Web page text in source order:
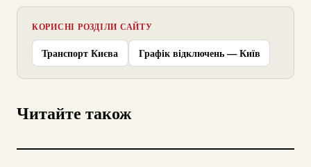
КОРИСНІ РОЗДІЛИ САЙТУ
Транспорт Києва Графік відключень — Київ
Читайте також